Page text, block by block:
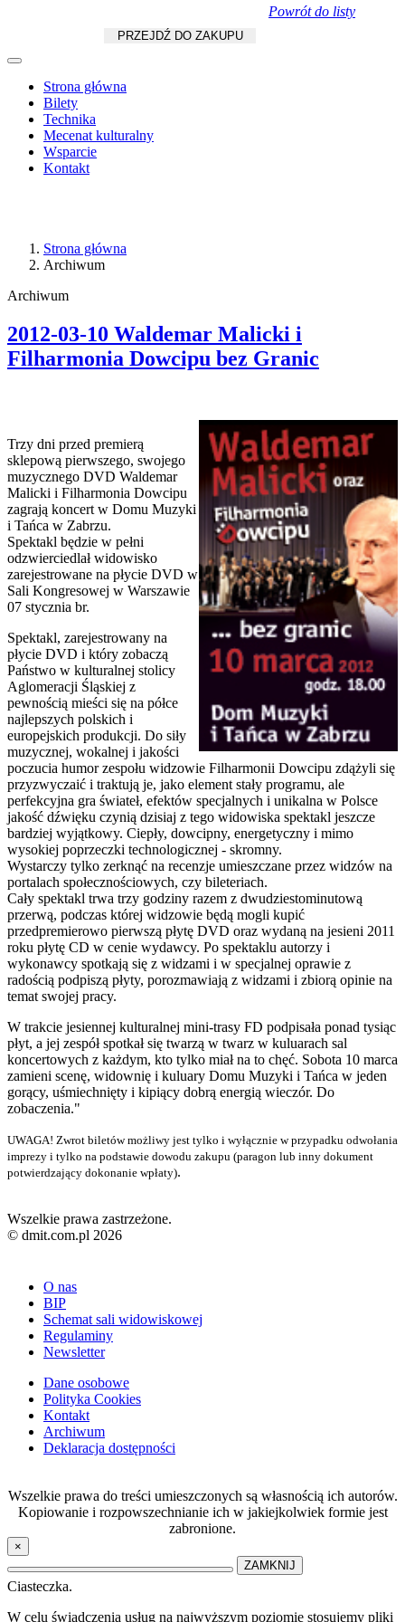
PRZEJDŹ DO ZAKUPU
Strona główna
Bilety
Technika
Mecenat kulturalny
Wsparcie
Kontakt
Strona główna
Archiwum
Archiwum
2012-03-10 Waldemar Malicki i
Filharmonia Dowcipu bez Granic
Powrót do listy
Trzy dni przed premierą
sklepową pierwszego, swojego
muzycznego DVD Waldemar
Malicki i Filharmonia Dowcipu
zagrają koncert w Domu Muzyki
i Tańca w Zabrzu.
Spektakl będzie w pełni
odzwierciedlał widowisko
zarejestrowane na płycie DVD w
Sali Kongresowej w Warszawie
07 stycznia br.
Spektakl, zarejestrowany na
płycie DVD i który zobaczą
Państwo w kulturalnej stolicy
Aglomeracji Śląskiej z
pewnością mieści się na półce
najlepszych polskich i
europejskich produkcji. Do siły
muzycznej, wokalnej i jakości
poczucia humor zespołu widzowie Filharmonii Dowcipu zdążyli się
przyzwyczaić i traktują je, jako element stały programu, ale
perfekcyjna gra świateł, efektów specjalnych i unikalna w Polsce
jakość dźwięku czynią dzisiaj z tego widowiska spektakl jeszcze
bardziej wyjątkowy. Ciepły, dowcipny, energetyczny i mimo
wysokiej poprzeczki technologicznej - skromny.
Wystarczy tylko zerknąć na recenzje umieszczane przez widzów na
portalach społecznościowych, czy bileteriach.
Cały spektakl trwa trzy godziny razem z dwudziestominutową
przerwą, podczas której widzowie będą mogli kupić
przedpremierowo pierwszą płytę DVD oraz wydaną na jesieni 2011
roku płytę CD w cenie wydawcy. Po spektaklu autorzy i
wykonawcy spotkają się z widzami i w specjalnej oprawie z
radością podpiszą płyty, porozmawiają z widzami i zbiorą opinie na
temat swojej pracy.
W trakcie jesiennej kulturalnej mini-trasy FD podpisała ponad tysiąc
płyt, a jej zespół spotkał się twarzą w twarz w kuluarach sal
koncertowych z każdym, kto tylko miał na to chęć. Sobota 10 marca
zamieni scenę, widownię i kuluary Domu Muzyki i Tańca w jeden
gorący, uśmiechnięty i kipiący dobrą energią wieczór. Do
zobaczenia."
UWAGA! Zwrot biletów możliwy jest tylko i wyłącznie w przypadku odwołania
imprezy i tylko na podstawie dowodu zakupu (paragon lub inny dokument
potwierdzający dokonanie wpłaty).
Wszelkie prawa zastrzeżone.
© dmit.com.pl 2026
O nas
BIP
Schemat sali widowiskowej
Regulaminy
Newsletter
Dane osobowe
Polityka Cookies
Kontakt
Archiwum
Deklaracja dostępności
Wszelkie prawa do treści umieszczonych są własnością ich autorów.
Kopiowanie i rozpowszechnianie ich w jakiejkolwiek formie jest
zabronione.
×
ZAMKNIJ
Ciasteczka.
W celu świadczenia usług na najwyższym poziomie stosujemy pliki